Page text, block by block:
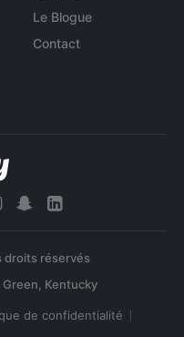
Le Blogue
Contact
droits réservés
de confidentialité